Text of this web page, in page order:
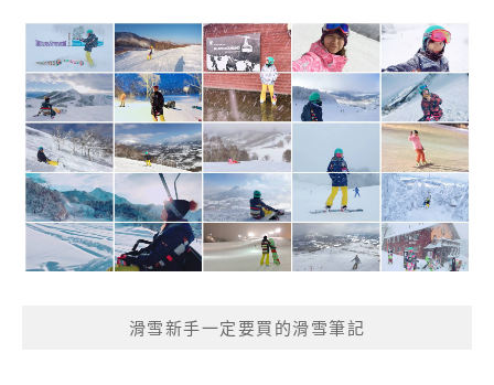
滑雪新手一定要買的滑雪筆記